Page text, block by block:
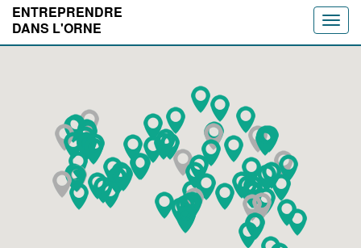
Toggle
ENTREPRENDRE
DANS L'ORNE